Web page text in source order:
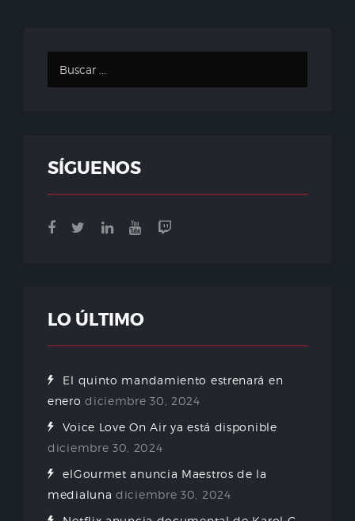
SÍGUENOS
LO ÚLTIMO
El quinto mandamiento estrenará en
enero diciembre 30, 2024
Voice Love On Air ya está disponible
diciembre 30, 2024
elGourmet anuncia Maestros de la
medialuna diciembre 30, 2024